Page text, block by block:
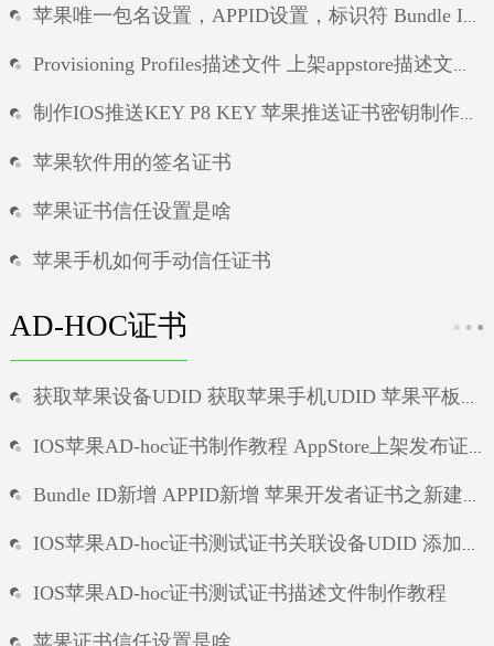
Provisioning Profiles描述文件 上架appstore描述文件制作教程
制作IOS推送KEY P8 KEY 苹果推送证书密钥制作教程
苹果软件用的签名证书
苹果证书信任设置是啥
苹果手机如何手动信任证书
苹果手机app掉证书
ios签名论坛
ios方法签名
AD-HOC证书
获取苹果设备UDID 获取苹果手机UDID 苹果平板UDID ipad的UDID
Bundle ID新增 APPID新增 苹果开发者证书之新建APP唯一标识符
IOS苹果AD-hoc证书测试证书关联设备UDID 添加苹果手机id 苹果证书新增测试设备UDID
IOS苹果AD-hoc证书测试证书描述文件制作教程